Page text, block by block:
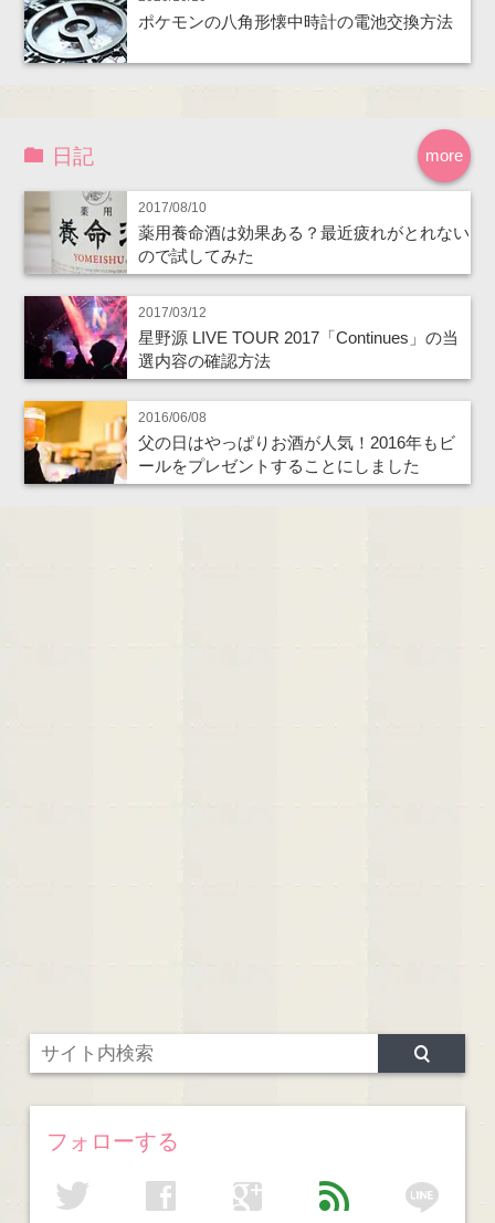
ポケモンの八角形懐中時計の電池交換方法
more
日記
2017/08/10
薬用養命酒は効果ある？最近疲れがとれない
ので試してみた
2017/03/12
星野源 LIVE TOUR 2017「Continues」の当
選内容の確認方法
2016/06/08
父の日はやっぱりお酒が人気！2016年もビ
ールをプレゼントすることにしました
フォローする
twitter facebook google feed line